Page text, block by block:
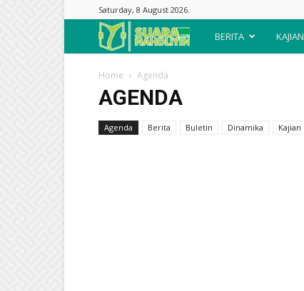
Saturday, 8 August 2026.
Suara
BERITA KAJIAN
Home Agenda
AGENDA
Agenda Berita Buletin Dinamika Kajian